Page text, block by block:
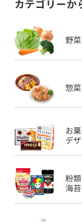
カテゴリーか